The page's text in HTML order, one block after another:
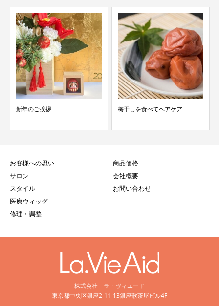
新年のご挨拶 梅干しを食べてヘアケア
お客様への思い
サロン
スタイル
医療ウィッグ
修理・調整
商品価格
会社概要
お問い合わせ
株式会社 ラ・ヴィエード
東京都中央区銀座2-11-13銀座歌茶屋ビル4F